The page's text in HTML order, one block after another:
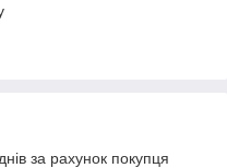
за рахунок покупця